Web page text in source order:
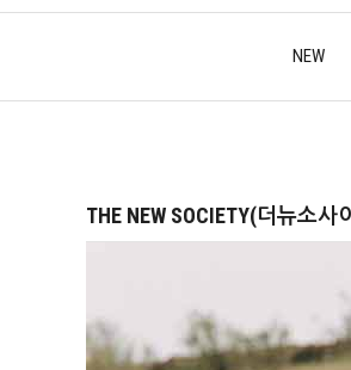
NEW
THE NEW SOCIETY(더뉴소사